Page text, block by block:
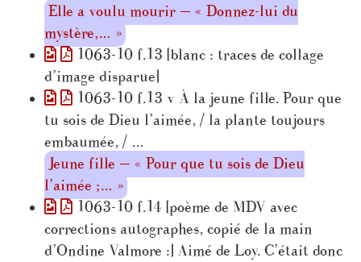
Elle a voulu mourir — « Donnez-lui du
mystère,… »
1063-10 f.13 [blanc : traces de collage
d’image disparue]
1063-10 f.13 v À la jeune fille. Pour que
tu sois de Dieu l’aimée, / la plante toujours
embaumée, / …
Jeune fille — « Pour que tu sois de Dieu
l’aimée ;… »
1063-10 f.14 [poème de MDV avec
corrections autographes, copié de la main
d’Ondine Valmore :] Aimé de Loy. C’était donc